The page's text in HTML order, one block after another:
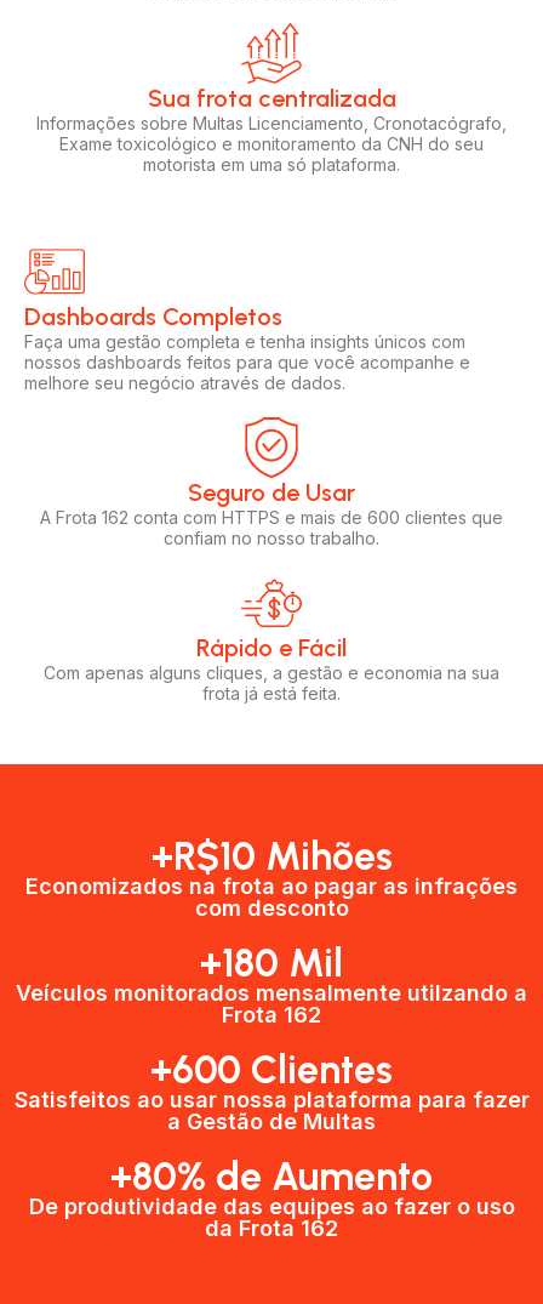
Sua frota centralizada​
Informações sobre Multas Licenciamento, Cronotacógrafo,
Exame toxicológico e monitoramento da CNH do seu
motorista em uma só plataforma.
Dashboards Completos​​
Faça uma gestão completa e tenha insights únicos com
nossos dashboards feitos para que você acompanhe e
melhore seu negócio através de dados.
Seguro de Usar​
A Frota 162 conta com HTTPS e mais de 600 clientes que
confiam no nosso trabalho.
Rápido e Fácil​
Com apenas alguns cliques, a gestão e economia na sua
frota já está feita.
+R$10 Mihões
Economizados na frota ao pagar as infrações
com desconto
+180 Mil
Veículos monitorados mensalmente utilzando a
Frota 162
+600 Clientes​
Satisfeitos ao usar nossa plataforma para fazer
a Gestão de Multas​
+80% de Aumento
De produtividade das equipes ao fazer o uso
da Frota 162​